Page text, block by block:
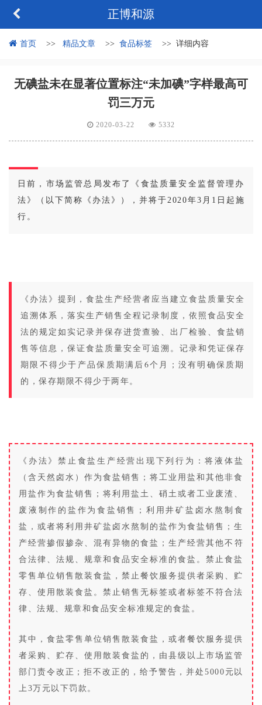
正博和源
首页 精品文章 食品标签 详细内容
无碘盐未在显著位置标注“未加碘”字样最高可
罚三万元
2020-03-22 5332
日前，市场监管总局发布了《食盐质量安全监督管理办
法》（以下简称《办法》），并将于2020年3月1日起施
行。
《办法》提到，食盐生产经营者应当建立食盐质量安全
追溯体系，落实生产销售全程记录制度，依照食品安全
法的规定如实记录并保存进货查验、出厂检验、食盐销
售等信息，保证食盐质量安全可追溯。记录和凭证保存
期限不得少于产品保质期满后6个月；没有明确保质期
的，保存期限不得少于两年。
《办法》禁止食盐生产经营出现下列行为：将液体盐
（含天然卤水）作为食盐销售；将工业用盐和其他非食
用盐作为食盐销售；将利用盐土、硝土或者工业废渣、
废液制作的盐作为食盐销售；利用井矿盐卤水熬制食
盐，或者将利用井矿盐卤水熬制的盐作为食盐销售；生
产经营掺假掺杂、混有异物的食盐；生产经营其他不符
合法律、法规、规章和食品安全标准的食盐。禁止食盐
零售单位销售散装食盐，禁止餐饮服务提供者采购、贮
存、使用散装食盐。禁止销售无标签或者标签不符合法
律、法规、规章和食品安全标准规定的食盐。
其中，食盐零售单位销售散装食盐，或者餐饮服务提供
者采购、贮存、使用散装食盐的，由县级以上市场监管
部门责令改正；拒不改正的，给予警告，并处5000元以
上3万元以下罚款。